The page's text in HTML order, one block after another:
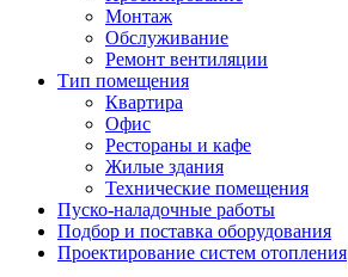
Монтаж
Обслуживание
Ремонт вентиляции
Тип помещения
Квартира
Офис
Рестораны и кафе
Жилые здания
Технические помещения
Пуско-наладочные работы
Подбор и поставка оборудования
Проектирование систем отопления